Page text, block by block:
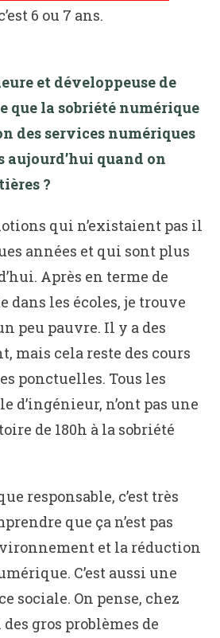
6 ou 7 ans.
et développeuse de
que la sobriété numérique
des services numériques
aujourd’hui quand on
?
qui n’existaient pas il
années et qui sont plus
Après en terme de
les écoles, je trouve
peu pauvre. Il y a des
mais cela reste des cours
ponctuelles. Tous les
d’ingénieur, n’ont pas une
de 180h à la sobriété
responsable, c’est très
que ça n’est pas
et la réduction
C’est aussi une
sociale. On pense, chez
gros problèmes de